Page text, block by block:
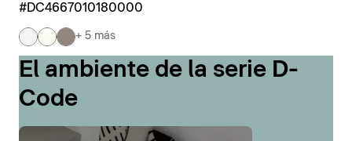
#DC4667010180000
+ 5 más
El ambiente de la serie D-
Code